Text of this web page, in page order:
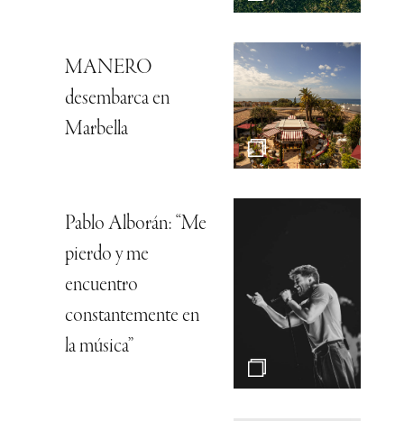
MANERO
desembarca en
Marbella
Pablo Alborán: “Me
pierdo y me
encuentro
constantemente en
la música”